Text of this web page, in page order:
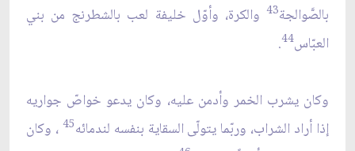
بالصَّوالجة43 والكرة، وأوّل خليفة لعب بالشطرنج من بني
العبّاس44
.
وكان يشرب الخمر وأدمن عليه، وكان يدعو خواصّ جواريه
إذا أراد الشراب، وربّما يتولّى السقاية بنفسه لندمائه45 ، وكان